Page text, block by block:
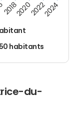
habitants
2018202020222024
du-